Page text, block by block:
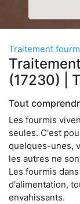
Traitement
(17230) |
Tout
Les fourmis
seules. C'est
quelques-unes,
les autres ne
Les fourmis
d'alimentation,
envahissants.